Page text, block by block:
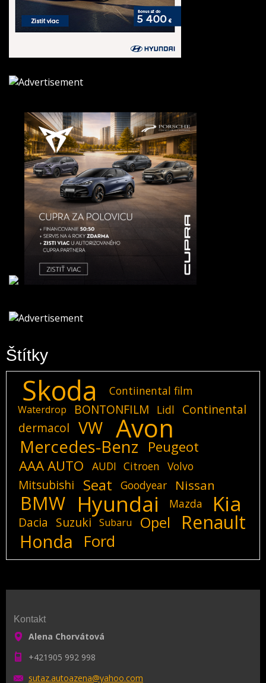
Štítky
Skoda Contiinental film
Waterdrop BONTONFILM Lidl
Continental
dermacol
VW Avon
Mercedes-Benz
Peugeot
AAA AUTO
AUDI Citroen Volvo
Mitsubishi Seat Goodyear Nissan
BMW Hyundai Mazda Kia
Dacia Suzuki Subaru Opel Renault
Honda Ford
Kontakt
Alena Chorvátová
+421905 992 998
sutaz.autoazena@yahoo.com